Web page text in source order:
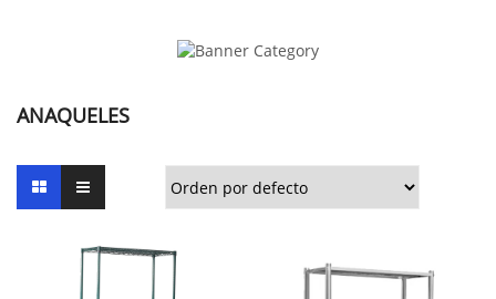
ANAQUELES